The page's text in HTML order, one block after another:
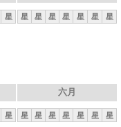
星 星 星 星 星 星 星 星
星
六月
星 星 星 星 星 星 星